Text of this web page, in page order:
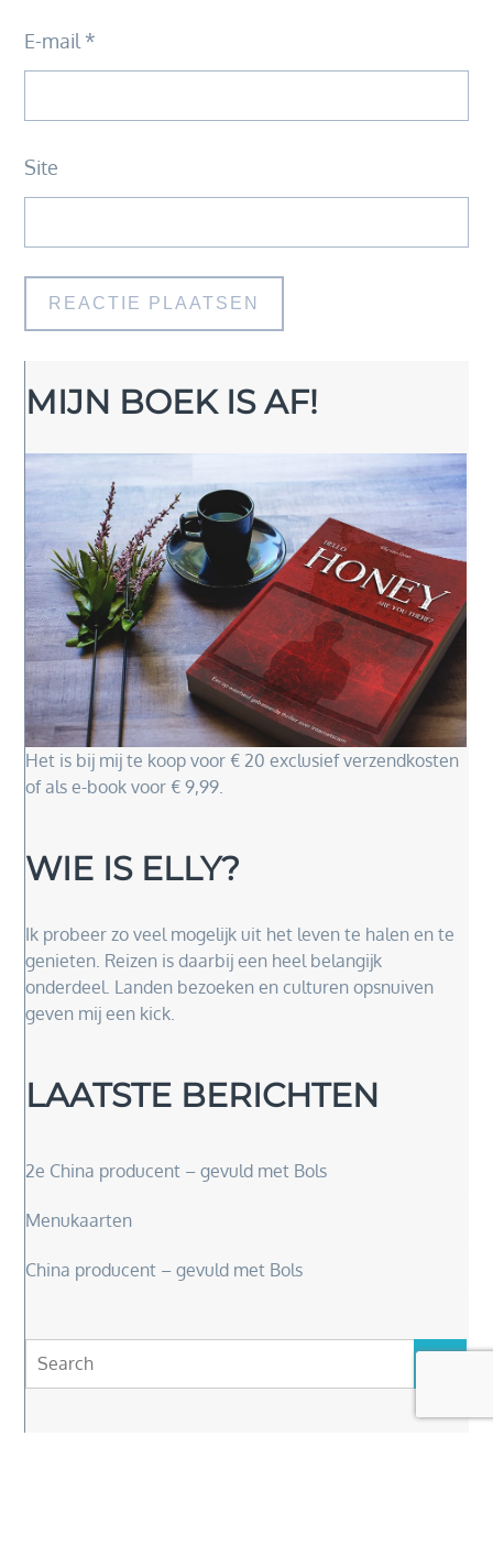
E-mail *
Site
MIJN BOEK IS AF!
Het is bij mij te koop voor € 20 exclusief verzendkosten
of als e-book voor € 9,99.
WIE IS ELLY?
Ik probeer zo veel mogelijk uit het leven te halen en te
genieten. Reizen is daarbij een heel belangijk
onderdeel. Landen bezoeken en culturen opsnuiven
geven mij een kick.
LAATSTE BERICHTEN
2e China producent – gevuld met Bols
Menukaarten
China producent – gevuld met Bols
for: